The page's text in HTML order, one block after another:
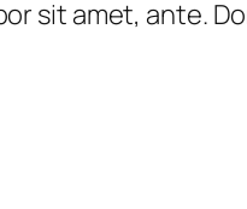
q
sit amet, ante.